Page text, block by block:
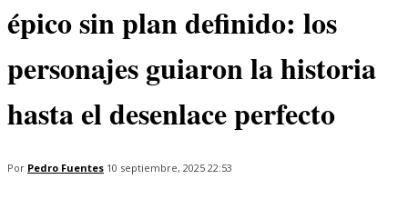
épico sin plan definido: los
personajes guiaron la historia
hasta el desenlace perfecto
Por Pedro Fuentes 10 septiembre, 2025 22:53